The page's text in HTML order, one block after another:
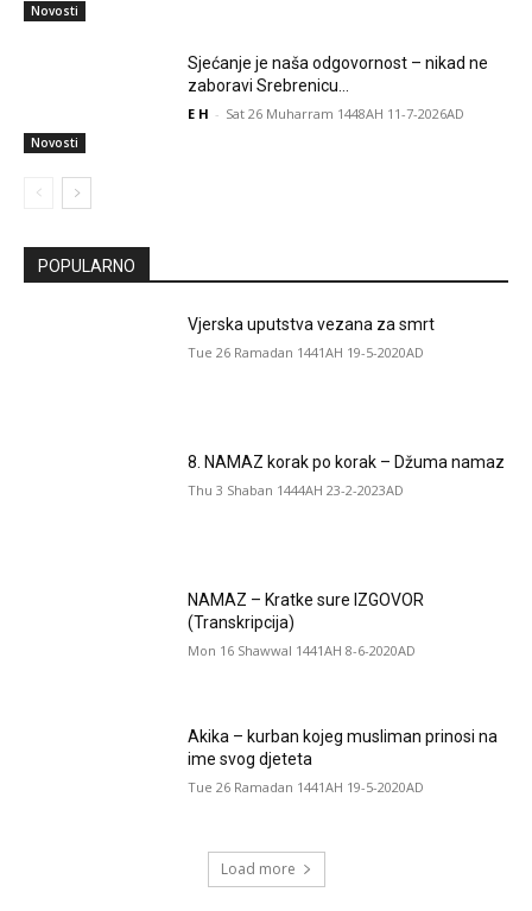
Novosti
Novosti
Sjećanje je naša odgovornost – nikad ne
zaboravi Srebrenicu…
E H - Sat 26 Muharram 1448AH 11-7-2026AD
POPULARNO
Vjerska uputstva vezana za smrt
Tue 26 Ramadan 1441AH 19-5-2020AD
8. NAMAZ korak po korak – Džuma namaz
Thu 3 Shaban 1444AH 23-2-2023AD
NAMAZ – Kratke sure IZGOVOR
(Transkripcija)
Mon 16 Shawwal 1441AH 8-6-2020AD
Akika – kurban kojeg musliman prinosi na
ime svog djeteta
Tue 26 Ramadan 1441AH 19-5-2020AD
Load more